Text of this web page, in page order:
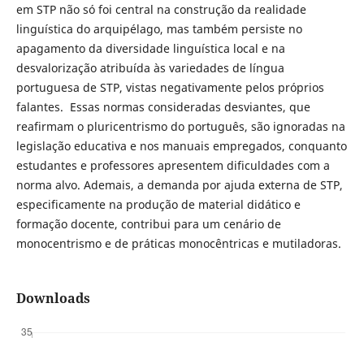
em STP não só foi central na construção da realidade
linguística do arquipélago, mas também persiste no
apagamento da diversidade linguística local e na
desvalorização atribuída às variedades de língua
portuguesa de STP, vistas negativamente pelos próprios
falantes. Essas normas consideradas desviantes, que
reafirmam o pluricentrismo do português, são ignoradas na
legislação educativa e nos manuais empregados, conquanto
estudantes e professores apresentem dificuldades com a
norma alvo. Ademais, a demanda por ajuda externa de STP,
especificamente na produção de material didático e
formação docente, contribui para um cenário de
monocentrismo e de práticas monocêntricas e mutiladoras.
Downloads